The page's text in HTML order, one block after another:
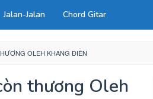
Jalan-Jalan Chord Gitar
OLEH KHANG ĐIỀN
thương Oleh